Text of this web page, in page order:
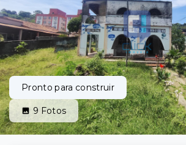
Pronto para construir
9 Fotos